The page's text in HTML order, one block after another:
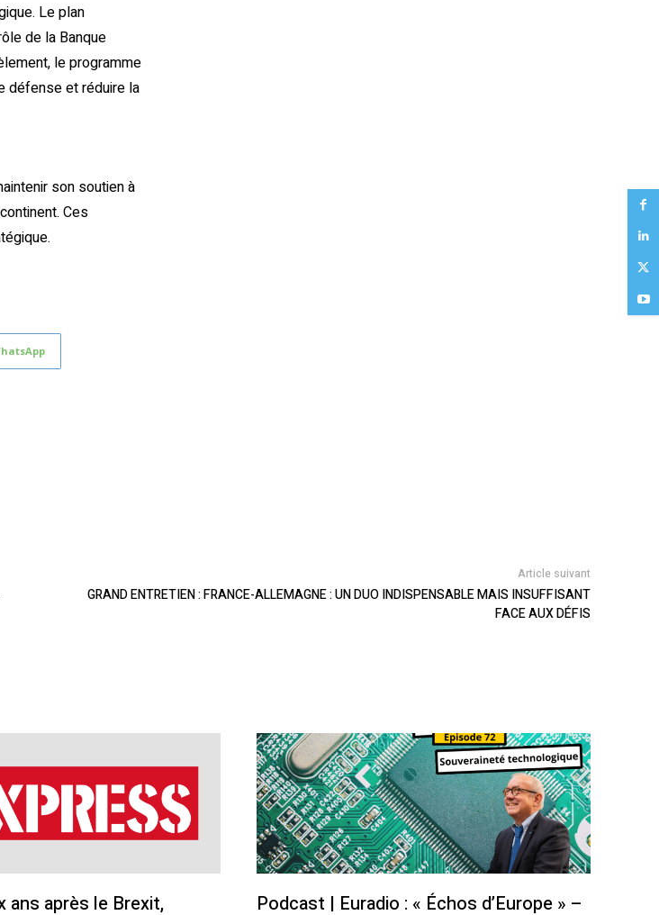
Le plan
de la Banque
le programme
défense et réduire la
son soutien à
Ces
Article suivant
GRAND ENTRETIEN : FRANCE-ALLEMAGNE : UN DUO INDISPENSABLE MAIS INSUFFISANT
FACE AUX DÉFIS
ans après le Brexit,
Podcast | Euradio : « Échos d’Europe » –